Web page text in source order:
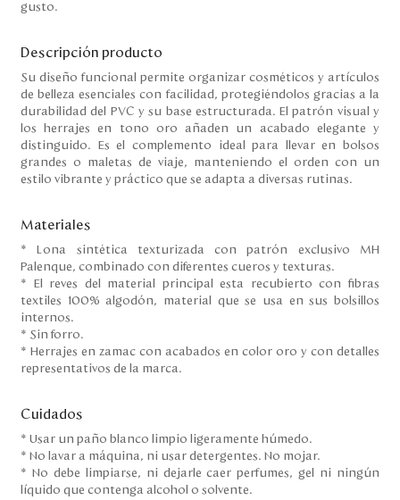
Colombia
Costa Rica
Panamá
USA
Venezuela
gusto.
Descripción producto
Su diseño funcional permite organizar cosméticos y artículos
de belleza esenciales con facilidad, protegiéndolos gracias a la
durabilidad del PVC y su base estructurada. El patrón visual y
los herrajes en tono oro añaden un acabado elegante y
distinguido. Es el complemento ideal para llevar en bolsos
grandes o maletas de viaje, manteniendo el orden con un
estilo vibrante y práctico que se adapta a diversas rutinas.
Materiales
* Lona sintética texturizada con patrón exclusivo MH
Palenque, combinado con diferentes cueros y texturas.
* El reves del material principal esta recubierto con fibras
textiles 100% algodón, material que se usa en sus bolsillos
internos.
* Sin forro.
* Herrajes en zamac con acabados en color oro y con detalles
representativos de la marca.
Cuidados
* Usar un paño blanco limpio ligeramente húmedo.
* No lavar a máquina, ni usar detergentes. No mojar.
* No debe limpiarse, ni dejarle caer perfumes, gel ni ningún
líquido que contenga alcohol o solvente.